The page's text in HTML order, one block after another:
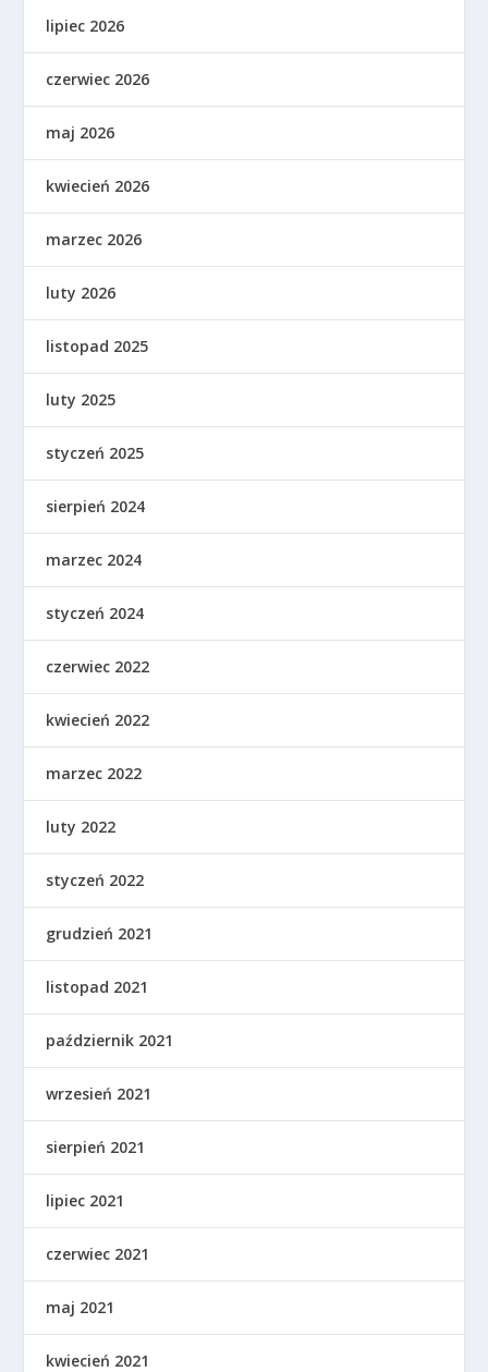
lipiec 2026
czerwiec 2026
maj 2026
kwiecień 2026
marzec 2026
luty 2026
listopad 2025
luty 2025
styczeń 2025
sierpień 2024
marzec 2024
styczeń 2024
czerwiec 2022
kwiecień 2022
marzec 2022
luty 2022
styczeń 2022
grudzień 2021
listopad 2021
październik 2021
wrzesień 2021
sierpień 2021
lipiec 2021
czerwiec 2021
maj 2021
kwiecień 2021